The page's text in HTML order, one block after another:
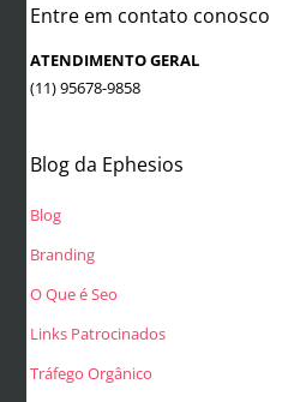
Entre em contato conosco
ATENDIMENTO GERAL
(11) 95678-9858
Blog da Ephesios
Blog
Branding
O Que é Seo
Links Patrocinados
Tráfego Orgânico